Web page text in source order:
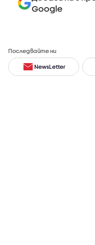
Google
Последвайте ни
NewsLetter